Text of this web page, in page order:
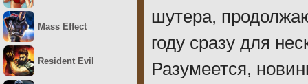
шутера,
году сразу для
Разумеется,
Mass Effect
Resident Evil